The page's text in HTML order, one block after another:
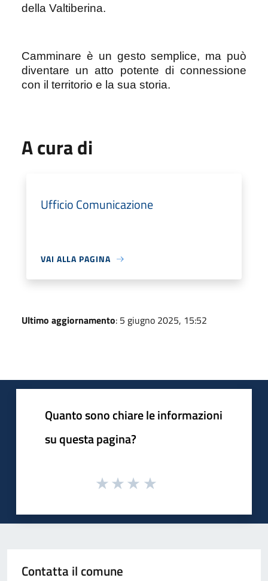
della Valtiberina.
Camminare è un gesto semplice, ma può
diventare un atto potente di connessione
con il territorio e la sua storia.
A cura di
Ufficio Comunicazione
VAI ALLA PAGINA
Ultimo aggiornamento: 5 giugno 2025, 15:52
Quanto sono chiare le informazioni
su questa pagina?
Contatta il comune